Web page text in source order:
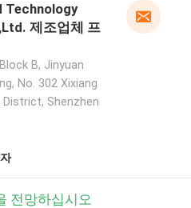
Technology
제조업체 프
B, Jinyuan
No. 302 Xixiang
District, Shenzhen
전망하십시오